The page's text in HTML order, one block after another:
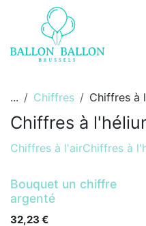
Se rendre au contenu
... Chiffres Chiffres à
Chiffres à
Chiffres à l'airChiffres à
Bouquet un chiffre
argenté
32,23 €